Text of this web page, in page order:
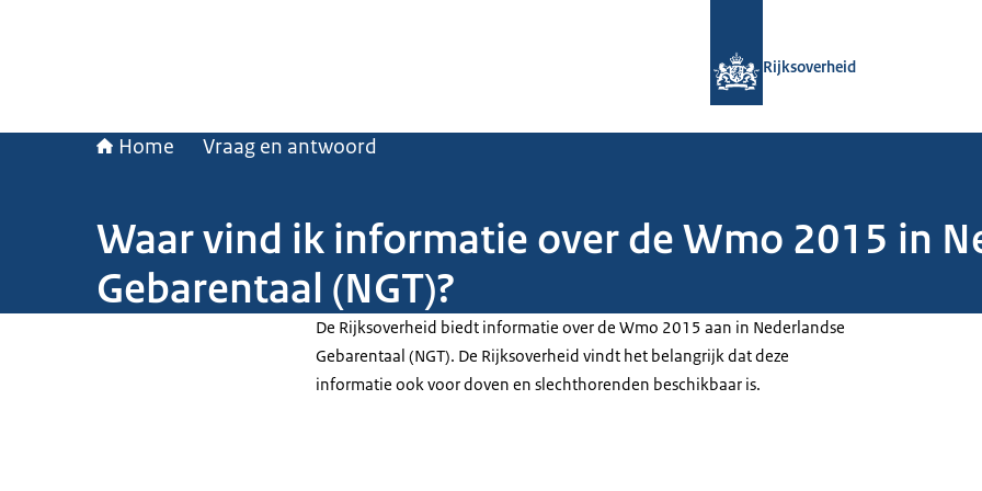
Rijksoverheid
Home Vraag en antwoord
Waar vind ik informatie over de Wmo 2015 in
Gebarentaal (NGT)?
De Rijksoverheid biedt informatie over de Wmo 2015 aan in Nederlandse
Gebarentaal (NGT). De Rijksoverheid vindt het belangrijk dat deze
informatie ook voor doven en slechthorenden beschikbaar is.